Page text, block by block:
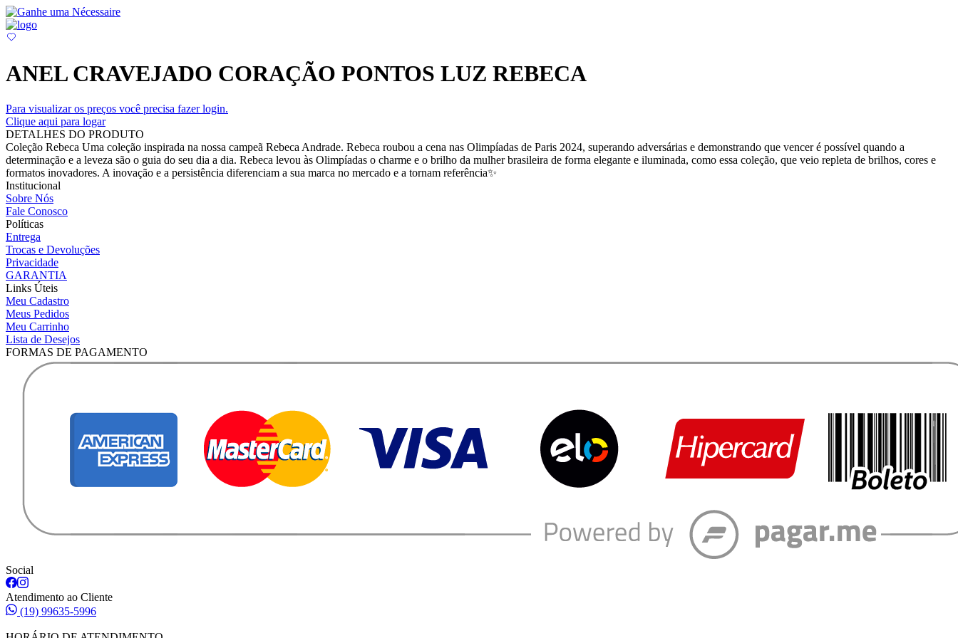
ANEL CRAVEJADO CORAÇÃO PONTOS LUZ REBECA
Para visualizar os preços você precisa fazer login.
Clique aqui para logar
DETALHES DO PRODUTO
Coleção Rebeca Uma coleção inspirada na nossa campeã Rebeca Andrade. Rebeca roubou a cena nas Olimpíadas de Paris 2024, superando adversárias e demonstrando que vencer é possível quando a
determinação e a leveza são o guia do seu dia a dia. Rebeca levou às Olimpíadas o charme e o brilho da mulher brasileira de forma elegante e iluminada, como essa coleção, que veio repleta de brilhos, cores e
formatos inovadores. A inovação e a persistência diferenciam a sua marca no mercado e a tornam referência✨
Institucional
Sobre Nós
Fale Conosco
Políticas
Entrega
Trocas e Devoluções
Privacidade
GARANTIA
Links Úteis
Meu Cadastro
Meus Pedidos
Meu Carrinho
Lista de Desejos
FORMAS DE PAGAMENTO
Social
Atendimento ao Cliente
(19) 99635-5996